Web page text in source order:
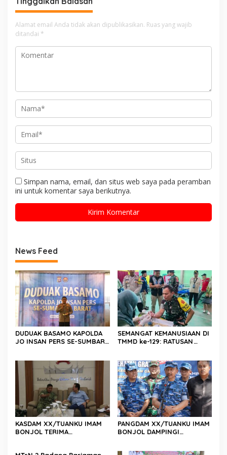
Alamat email Anda tidak akan dipublikasikan. Ruas yang wajib
ditandai *
Simpan nama, email, dan situs web saya pada peramban
ini untuk komentar saya berikutnya.
News Feed
DUDUAK BASAMO KAPOLDA
JO INSAN PERS SE-SUMBAR,
Polri dan Media Demi
Kepentingan Masyarakat
SEMANGAT KEMANUSIAAN DI
TMMD ke-129: RATUSAN
KASDAM XX/TUANKU IMAM
BONJOL TERIMA
PANGDAM XX/TUANKU IMAM
BONJOL DAMPINGI